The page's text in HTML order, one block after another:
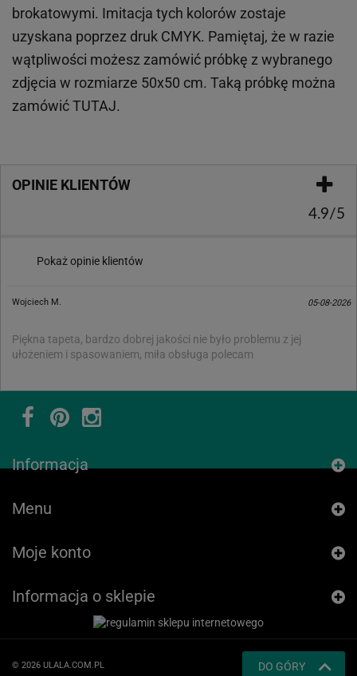
brokatowymi. Imitacja tych kolorów zostaje
uzyskana poprzez druk CMYK. Pamiętaj, że w razie
wątpliwości możesz zamówić próbkę z wybranego
zdjęcia w rozmiarze 50x50 cm. Taką próbkę można
zamówićTUTAJ.
OPINIE KLIENTÓW
4.9/5
Pokaż opinie klientów
Wojciech M. 05-08-2026
Piękna tapeta, bardzo dobrej jakości nie było problemu z jej
ułożeniem i spasowaniem, miła obsługa polecam
Informacja
Menu
Moje konto
Informacja o sklepie
© 2026 ULALA.COM.PL DO GÓRY